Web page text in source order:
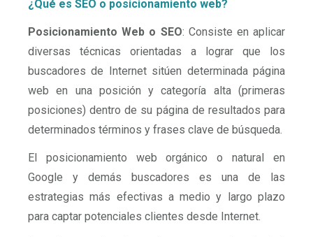
¿Qué es SEO o posicionamiento web?
Posicionamiento Web o SEO: Consiste en aplicar
diversas técnicas orientadas a lograr que los
buscadores de Internet sitúen determinada página
web en una posición y categoría alta (primeras
posiciones) dentro de su página de resultados para
determinados términos y frases clave de búsqueda.
El posicionamiento web orgánico o natural en
Google y demás buscadores es una de las
estrategias más efectivas a medio y largo plazo
para captar potenciales clientes desde Internet.